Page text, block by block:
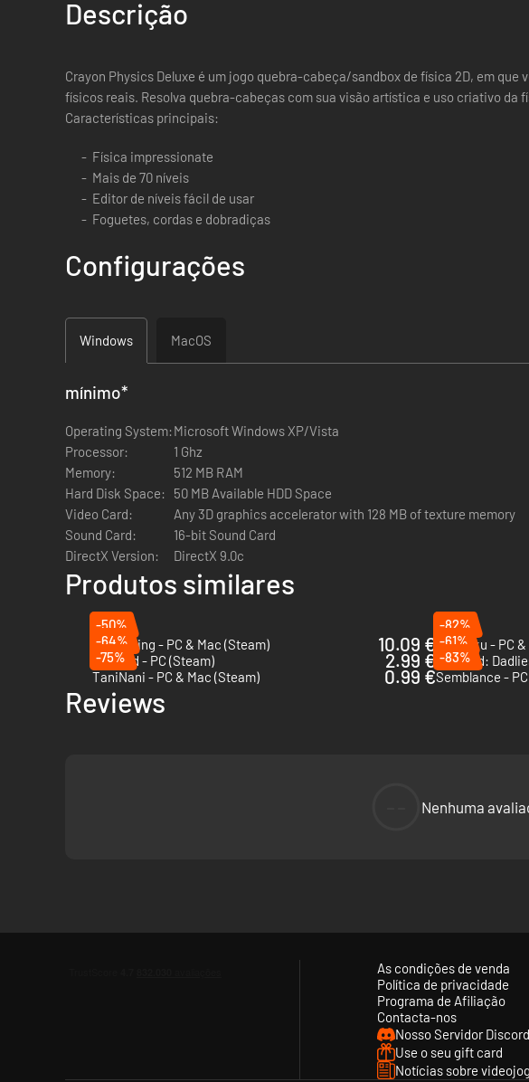
Descrição
Crayon Physics Deluxe é um jogo quebra-cabeça/sandbox de física 2D, em
físicos reais. Resolva quebra-cabeças com sua visão artística e uso criativo da
Características principais:
Física impressionate
Mais de 70 níveis
Editor de níveis fácil de usar
Foguetes, cordas e dobradiças
Configurações
Windows MacOS
mínimo*
Operating System:Microsoft Windows XP/Vista
Processor:
1 Ghz
Memory:
512 MB RAM
Hard Disk Space:
50 MB Available HDD Space
Video Card:
Any 3D graphics accelerator with 128 MB of texture memory
Sound Card:
16-bit Sound Card
DirectX Version:
DirectX 9.0c
Produtos similares
-50%
Unpacking - PC & Mac (Steam)
10.09 €
-82%
Pikuniku - PC
-64%
Webbed - PC (Steam)
2.99 €
-61%
Octodad:
-75%
TaniNani - PC & Mac (Steam)
0.99 €
-83%
Semblance -
Reviews
Nenhuma
As condições de venda
Política de privacidade
Programa de Afiliação
Contacta-nos
Nosso Servidor
Use o seu gift card
Notícias sobre